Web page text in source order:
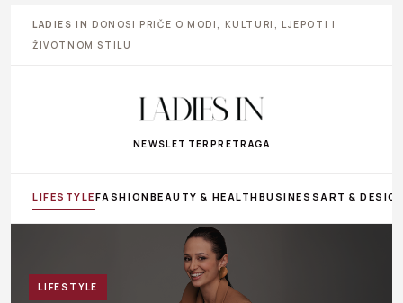
LADIES IN DONOSI PRIČE O MODI, KULTURI, LJEPOTI I
ŽIVOTNOM STILU
NEWSLETTER PRETRAGA
LIFESTYLEFASHIONBEAUTY & HEALTHBUSINESS ART &
LIFESTYLE